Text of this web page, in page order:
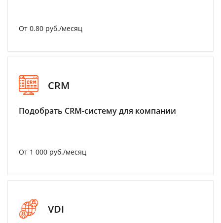
От 0.80 руб./месяц
CRM
Подобрать CRM-систему для компании
От 1 000 руб./месяц
VDI